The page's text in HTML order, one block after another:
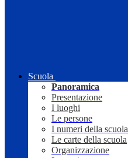
Scuola
Panoramica
Presentazione
I luoghi
Le persone
I numeri della scuola
Le carte della scuola
Organizzazione